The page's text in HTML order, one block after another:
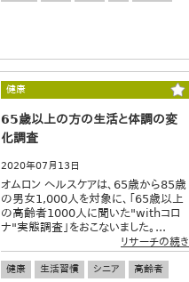
健康
65歳以上の方の生活と体調の変
化調査
2020年07月13日
オムロン ヘルスケアは、65歳から85歳
の男女1,000人を対象に、「65歳以上
の高齢者1000人に聞いた"withコロ
ナ"実態調査」をおこないました。...
リサーチの続き
健康 生活習慣 シニア 高齢者